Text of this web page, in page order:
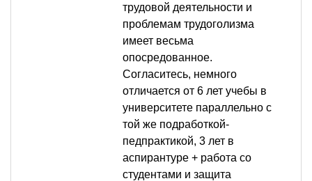
трудовой деятельности и
проблемам трудоголизма
имеет весьма
опосредованное.
Согласитесь, немного
отличается от 6 лет учебы в
университете параллельно с
той же подработкой-
педпрактикой, 3 лет в
аспирантуре + работа со
студентами и защита